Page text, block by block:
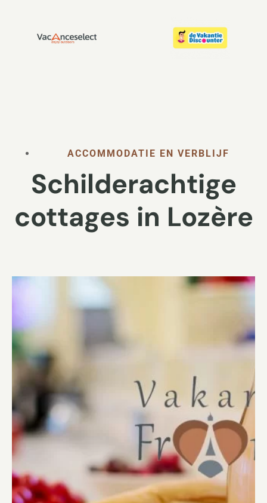
ACCOMMODATIE EN VERBLIJF
Schilderachtige
cottages in Lozère